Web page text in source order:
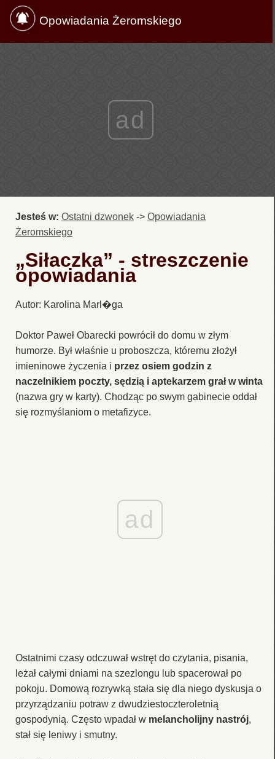
Opowiadania Żeromskiego
ad
Jesteś w: Ostatni dzwonek -> Opowiadania
Żeromskiego
„Siłaczka” - streszczenie
opowiadania
Autor: Karolina Marl�ga
Doktor Paweł Obarecki powrócił do domu w złym
humorze. Był właśnie u proboszcza, któremu złożył
imieninowe życzenia i przez osiem godzin z
naczelnikiem poczty, sędzią i aptekarzem grał w winta
(nazwa gry w karty). Chodząc po swym gabinecie oddał
się rozmyślaniom o metafizyce.
ad
Ostatnimi czasy odczuwał wstręt do czytania, pisania,
leżał całymi dniami na szezlongu lub spacerował po
pokoju. Domową rozrywką stała się dla niego dyskusja o
przyrządzaniu potraw z dwudziestoczteroletnią
gospodynią. Często wpadał w melancholijny nastrój,
stał się leniwy i smutny.